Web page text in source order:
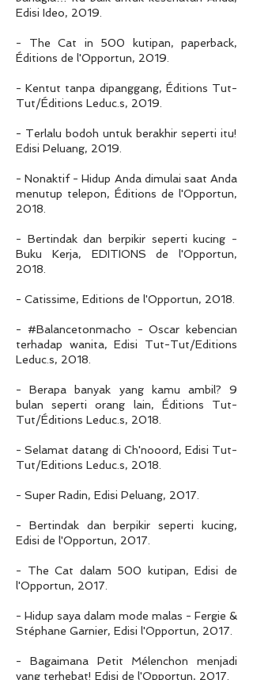
Edisi Ideo, 2019.
- The Cat in 500 kutipan, paperback,
Éditions de l'Opportun, 2019.
- Kentut tanpa dipanggang, Éditions Tut-
Tut/Éditions Leduc.s, 2019.
- Terlalu bodoh untuk berakhir seperti itu!
Edisi Peluang, 2019.
- Nonaktif - Hidup Anda dimulai saat Anda
menutup telepon, Éditions de l'Opportun,
2018.
- Bertindak dan berpikir seperti kucing -
Buku Kerja, EDITIONS de l'Opportun,
2018.
- Catissime, Editions de l'Opportun, 2018.
- #Balancetonmacho - Oscar kebencian
terhadap wanita, Edisi Tut-Tut/Editions
Leduc.s, 2018.
- Berapa banyak yang kamu ambil? 9
bulan seperti orang lain, Éditions Tut-
Tut/Éditions Leduc.s, 2018.
- Selamat datang di Ch'nooord, Edisi Tut-
Tut/Editions Leduc.s, 2018.
- Super Radin, Edisi Peluang, 2017.
- Bertindak dan berpikir seperti kucing,
Edisi de l'Opportun, 2017.
- The Cat dalam 500 kutipan, Edisi de
l'Opportun, 2017.
- Hidup saya dalam mode malas - Fergie &
Stéphane Garnier, Edisi l'Opportun, 2017.
- Bagaimana Petit Mélenchon menjadi
yang terhebat! Edisi de l'Opportun, 2017.